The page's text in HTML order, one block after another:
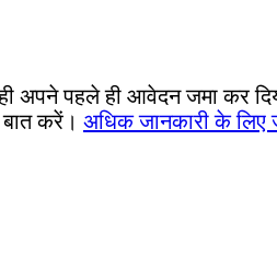
अपने पहले ही आवेदन जमा कर
करें। अधिक जानकारी के लिए